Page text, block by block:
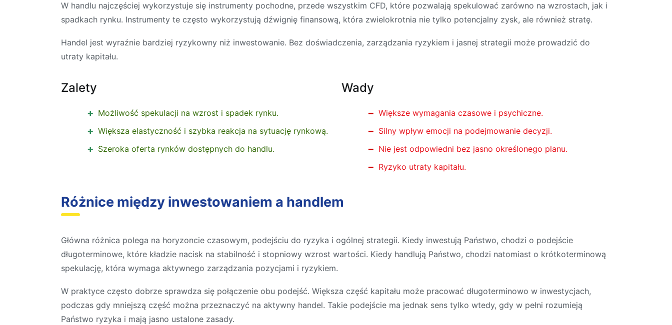
W handlu najczęściej wykorzystuje się instrumenty pochodne, przede wszystkim CFD, które pozwalają spekulować zarówno na wzrostach, jak i
spadkach rynku. Instrumenty te często wykorzystują dźwignię finansową, która zwielokrotnia nie tylko potencjalny zysk, ale również stratę.
Handel jest wyraźnie bardziej ryzykowny niż inwestowanie. Bez doświadczenia, zarządzania ryzykiem i jasnej strategii może prowadzić do
utraty kapitału.
Zalety
Możliwość spekulacji na wzrost i spadek rynku.
Większa elastyczność i szybka reakcja na sytuację rynkową.
Szeroka oferta rynków dostępnych do handlu.
Wady
Większe wymagania czasowe i psychiczne.
Silny wpływ emocji na podejmowanie decyzji.
Nie jest odpowiedni bez jasno określonego planu.
Ryzyko utraty kapitału.
Różnice między inwestowaniem a handlem
Główna różnica polega na horyzoncie czasowym, podejściu do ryzyka i ogólnej strategii. Kiedy inwestują Państwo, chodzi o podejście
długoterminowe, które kładzie nacisk na stabilność i stopniowy wzrost wartości. Kiedy handlują Państwo, chodzi natomiast o krótkoterminową
spekulację, która wymaga aktywnego zarządzania pozycjami i ryzykiem.
W praktyce często dobrze sprawdza się połączenie obu podejść. Większa część kapitału może pracować długoterminowo w inwestycjach,
podczas gdy mniejszą część można przeznaczyć na aktywny handel. Takie podejście ma jednak sens tylko wtedy, gdy w pełni rozumieją
Państwo ryzyka i mają jasno ustalone zasady.